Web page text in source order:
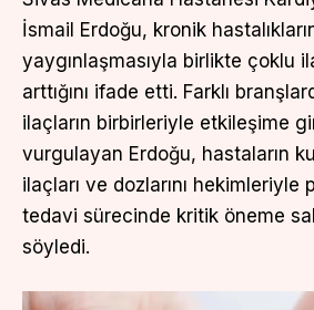
İsmail Erdoğu, kronik
yaygınlaşmasıyla birlikte çoklu
arttığını ifade etti. Farklı
ilaçların birbirleriyle etkileşime
vurgulayan Erdoğu, hastaların
ilaçları ve dozlarını hekimleriyle
tedavi sürecinde kritik öneme
söyledi.